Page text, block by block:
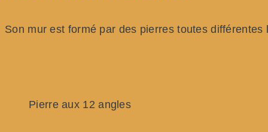
Son mur est formé par des pierres toutes
Pierre aux 12 angles